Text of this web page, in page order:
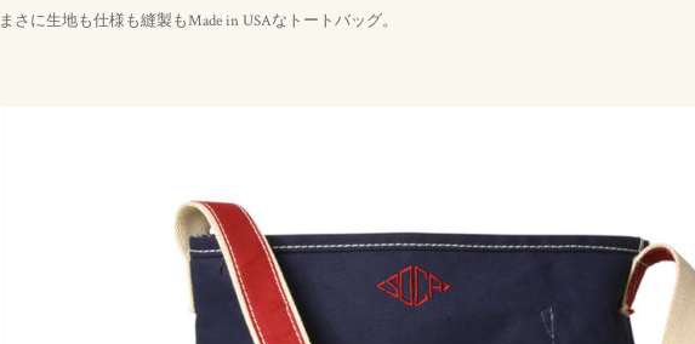
まさに生地も仕様も縫製もMade in USAなトートバッグ。